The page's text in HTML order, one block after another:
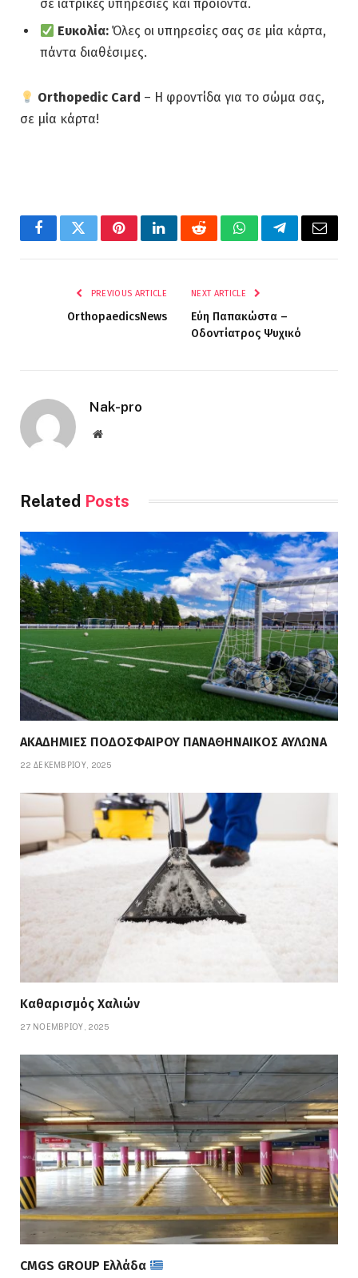
σε ιατρικές υπηρεσίες και προϊόντα.
Ευκολία: Όλες οι υπηρεσίες σας σε μία κάρτα,
πάντα διαθέσιμες.
Orthopedic Card – Η φροντίδα για το σώμα σας,
σε μία κάρτα!
FacebookTwitterPinterestLinkedInRedditWhatsAppTelegramEmail
PREVIOUS ARTICLE
OrthopaedicsNews
NEXT ARTICLE
Εύη Παπακώστα –
Οδοντίατρος Ψυχικό
Nak-pro
Website
Related Posts
ΑΚΑΔΗΜΙΕΣ ΠΟΔΟΣΦΑΙΡΟΥ ΠΑΝΑΘΗΝΑΙΚΟΣ ΑΥΛΩΝΑ
22 ΔΕΚΕΜΒΡΊΟΥ, 2025
Καθαρισμός Χαλιών
27 ΝΟΕΜΒΡΊΟΥ, 2025
CMGS GROUP Ελλάδα